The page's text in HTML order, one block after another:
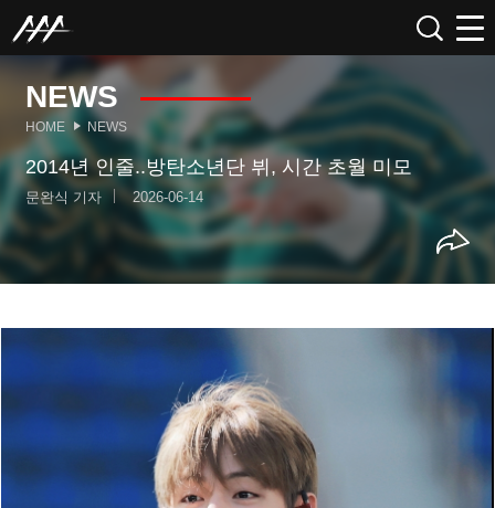
NEWS
HOME NEWS
2014년 인줄..방탄소년단 뷔, 시간 초월 미모
문완식 기자 2026-06-14